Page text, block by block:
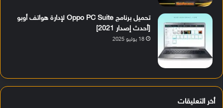
تحميل برنامج Oppo PC Suite لإدارة هواتف أوبو
[أحدث إصدار 2021]
18 يوليو 2025
أخر التعليقات